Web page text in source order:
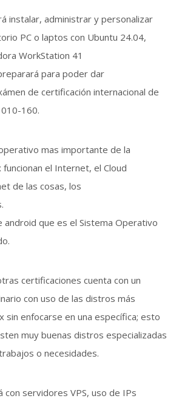
instalar, administrar y personalizar
PC o laptos con Ubuntu 24.04,
WorkStation 41
para poder dar
de certificación internacional de
160.
mas importante de la
funcionan el Internet, el Cloud
de las cosas, los
android que es el Sistema Operativo
certificaciones cuenta con un
con uso de las distros más
sin enfocarse en una específica; esto
muy buenas distros especializadas
o necesidades.
con servidores VPS, uso de IPs